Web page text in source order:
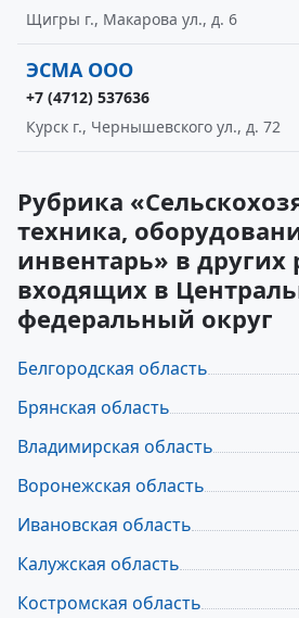
Щигры г., Макарова ул., д. 6
ЭСМА ООО
+7 (4712) 537636
Курск г., Чернышевского ул., д. 72
Рубрика
техника,
инвентарь» в других
входящих в
федеральный округ
Белгородская область
Брянская область
Владимирская область
Воронежская область
Ивановская область
Калужская область
Костромская область